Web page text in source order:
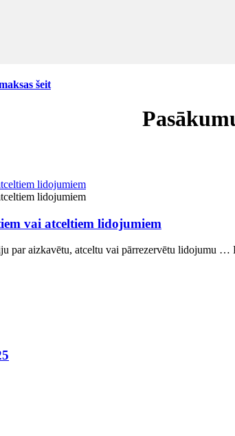
šeit
vai atceltiem lidojumiem
par aizkavētu, atceltu vai pārrezervētu lidojumu …